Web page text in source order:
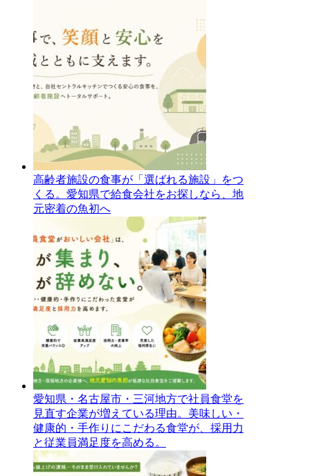
高齢者施設の食事が「選ばれる施設」をつ
くる。愛知県で給食会社をお探しなら、地
元密着の魚初へ
愛知県・名古屋市・三河地方で社員食堂を
見直す企業が増えている理由。美味しい・
健康的・手作りにこだわる食堂が、採用力
と従業員満足度を高める。